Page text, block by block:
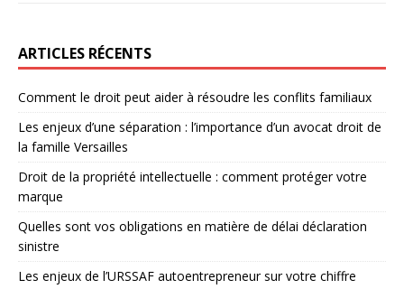
ARTICLES RÉCENTS
Comment le droit peut aider à résoudre les conflits familiaux
Les enjeux d’une séparation : l’importance d’un avocat droit de
la famille Versailles
Droit de la propriété intellectuelle : comment protéger votre
marque
Quelles sont vos obligations en matière de délai déclaration
sinistre
Les enjeux de l’URSSAF autoentrepreneur sur votre chiffre